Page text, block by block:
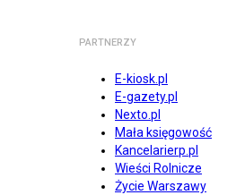
PARTNERZY
E-kiosk.pl
E-gazety.pl
Nexto.pl
Mała księgowość
Kancelarierp.pl
Wieści Rolnicze
Życie Warszawy